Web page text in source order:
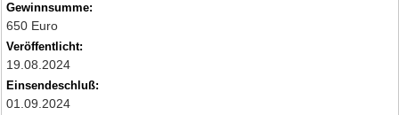
Gewinnsumme:
650 Euro
Veröffentlicht:
19.08.2024
Einsendeschluß:
01.09.2024